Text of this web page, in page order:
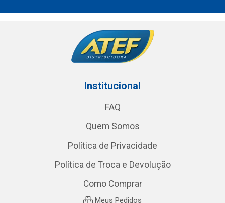
Institucional
FAQ
Quem Somos
Política de Privacidade
Política de Troca e Devolução
Como Comprar
Meus Pedidos